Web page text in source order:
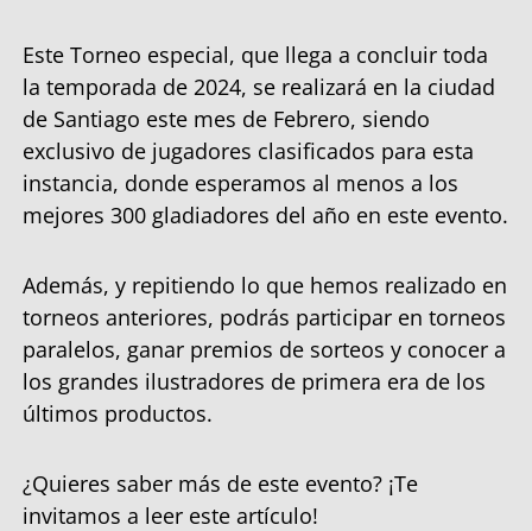
Este Torneo especial, que llega a concluir toda
la temporada de 2024, se realizará en la ciudad
de Santiago este mes de Febrero, siendo
exclusivo de jugadores clasificados para esta
instancia, donde esperamos al menos a los
mejores 300 gladiadores del año en este evento.
Además, y repitiendo lo que hemos realizado en
torneos anteriores, podrás participar en torneos
paralelos, ganar premios de sorteos y conocer a
los grandes ilustradores de primera era de los
últimos productos.
¿Quieres saber más de este evento? ¡Te
invitamos a leer este artículo!